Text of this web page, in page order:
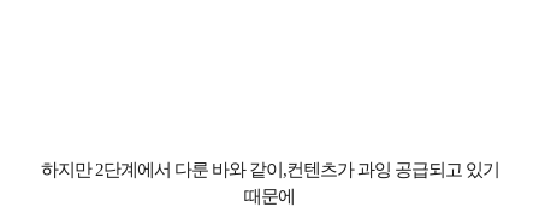
하지만2단계에서 다룬 바와 같이 ,컨텐츠가 과잉 공급되고 있기
때문에